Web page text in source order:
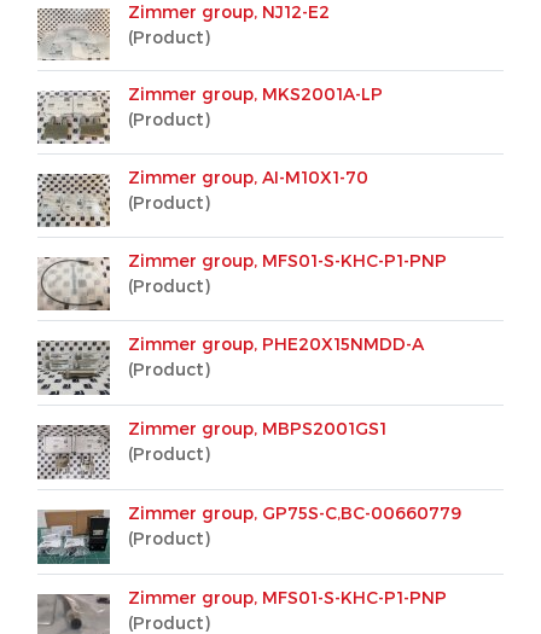
Zimmer group, NJ12-E2
(Product)
Zimmer group, MKS2001A-LP
(Product)
Zimmer group, AI-M10X1-70
(Product)
Zimmer group, MFS01-S-KHC-P1-PNP
(Product)
Zimmer group, PHE20X15NMDD-A
(Product)
Zimmer group, MBPS2001GS1
(Product)
Zimmer group, GP75S-C,BC-00660779
(Product)
Zimmer group, MFS01-S-KHC-P1-PNP
(Product)